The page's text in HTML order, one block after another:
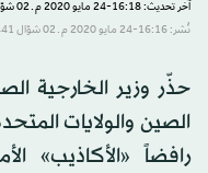
آخر تحديث: 16:18-24 مايو 2020 م ـ 02 شوّال 1441 هـ
نُشر: 16:16-24 مايو 2020 م ـ 02 شوّال 1441 هـ
حذّر وزير الخارجية
الصين والولايات
رافضاً «الأكاذيب»